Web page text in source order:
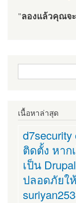
"ลองแล้วคุณจ
ฟอร์มค้นหา
เนื้อหาล่าสุด
ติดตั้ง หาก
เป็น
ปลอดภัยใ